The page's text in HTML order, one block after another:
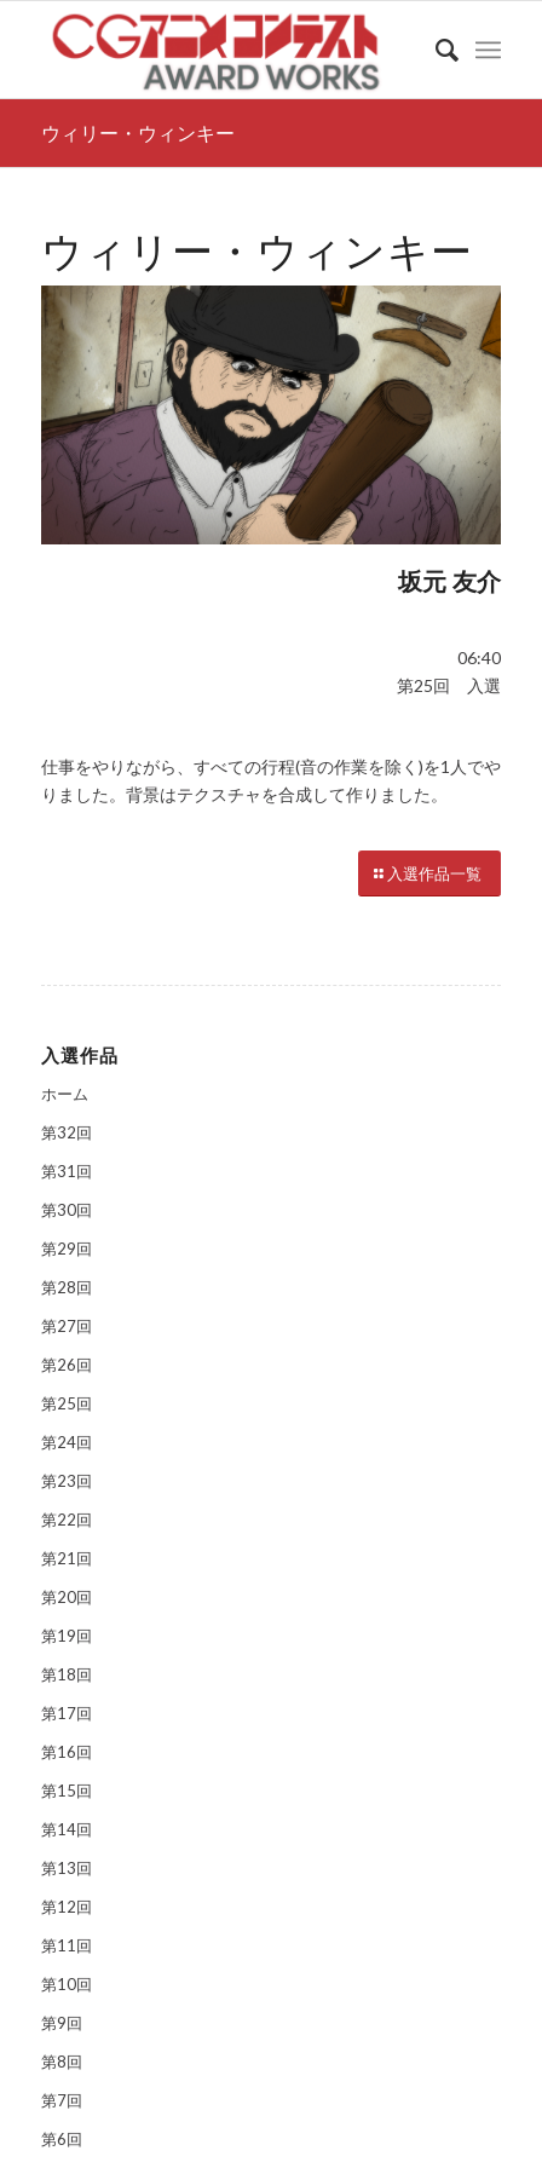
ウィリー・ウィンキー
ウィリー・ウィンキー
坂元 友介
06:40
第25回 入選
仕事をやりながら、すべての行程(音の作業を除く)を1人でや
りました。背景はテクスチャを合成して作りました。
入選作品一覧
入選作品
ホーム
第32回
第31回
第30回
第29回
第28回
第27回
第26回
第25回
第24回
第23回
第22回
第21回
第20回
第19回
第18回
第17回
第16回
第15回
第14回
第13回
第12回
第11回
第10回
第9回
第8回
第7回
第6回